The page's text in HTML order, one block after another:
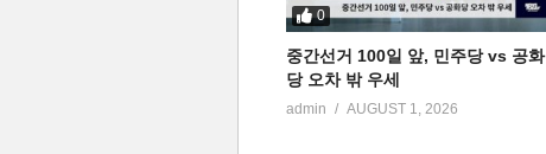
0
중간선거 100일 앞, 민주당 vs 공화
당 오차 밖 우세
admin AUGUST 1, 2026